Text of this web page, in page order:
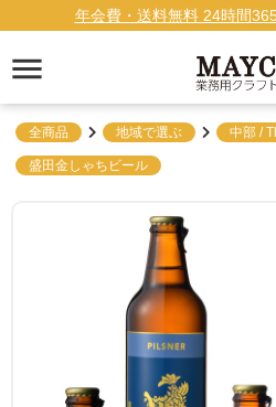
年会費・送料無料 24時間
全商品 地域で選ぶ 中部 /
盛田金しゃちビール